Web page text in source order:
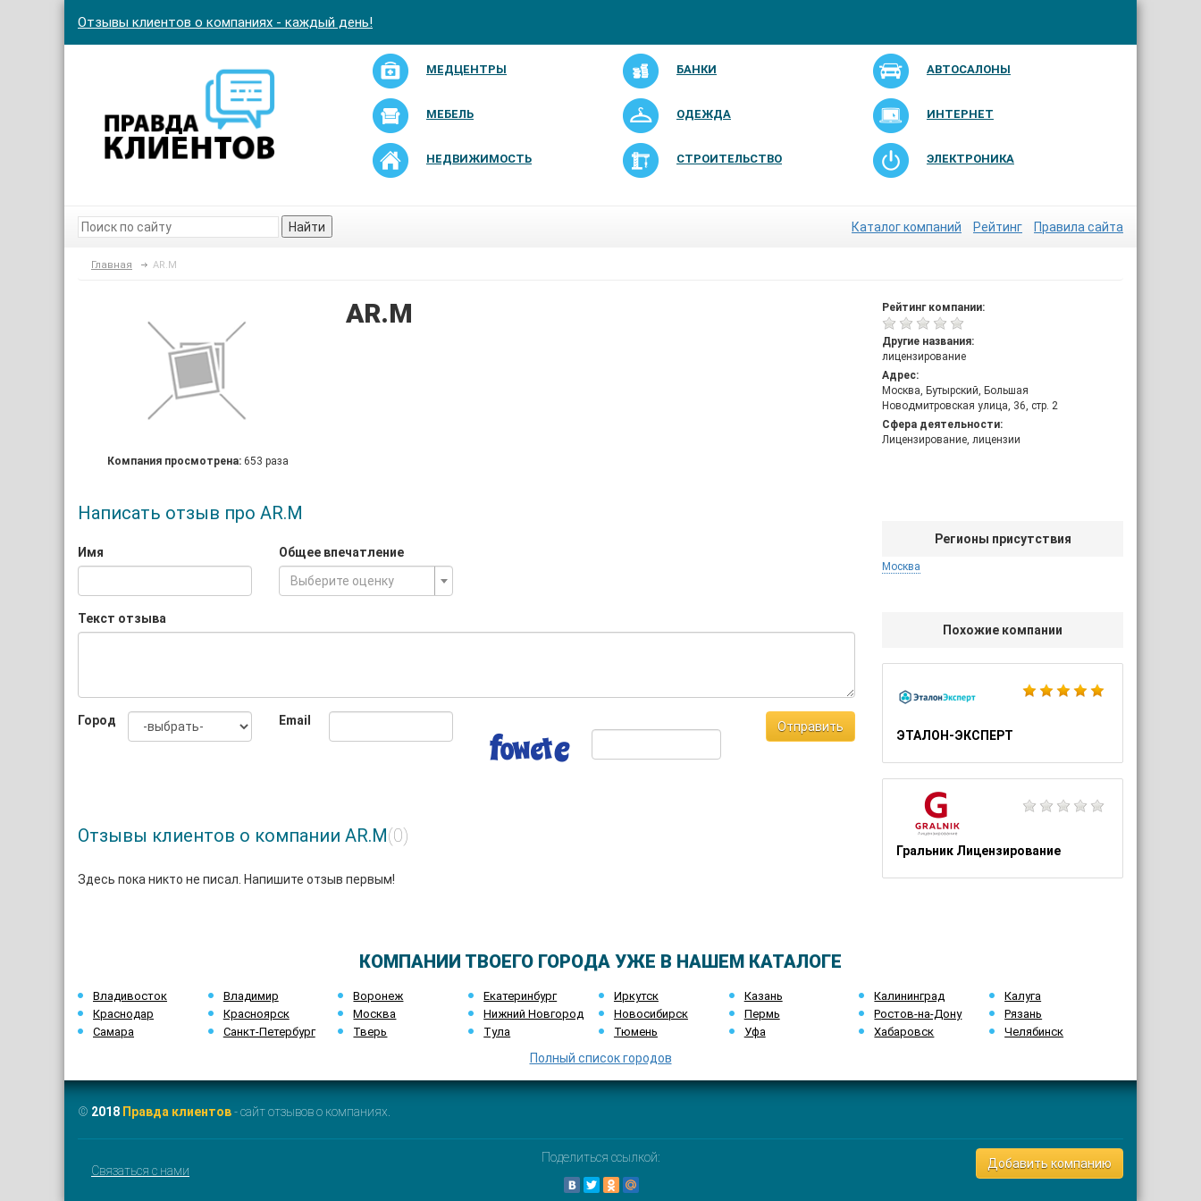
Отзывы клиентов о компаниях - каждый день!
МЕДЦЕНТРЫ БАНКИ АВТОСАЛОНЫ
МЕБЕЛЬ ОДЕЖДА ИНТЕРНЕТ
НЕДВИЖИМОСТЬ СТРОИТЕЛЬСТВО ЭЛЕКТРОНИКА
Найти Каталог компаний Рейтинг Правила сайта
Главная AR.M
Рейтинг компании:
Другие названия:
лицензирование
Адрес:
Москва, Бутырский, Большая
Новодмитровская улица, 36, стр. 2
Сфера деятельности:
Лицензирование, лицензии
Регионы присутствия
Москва
Похожие компании
ЭТАЛОН-ЭКСПЕРТ
Гральник Лицензирование
Компания просмотрена:653 раза
AR.M
Написать отзыв про AR.M
Имя
Общее впечатление
Выберите оценку
Текст отзыва
Город Email Отправить
Отзывы клиентов о компании AR.M(0)
Здесь пока никто не писал. Напишите отзыв первым!
КОМПАНИИ ТВОЕГО ГОРОДА УЖЕ В НАШЕМ КАТАЛОГЕ
Владивосток Владимир Воронеж Екатеринбург Иркутск Казань Калининград
Калуга
Краснодар
Красноярск Москва Нижний Новгород Новосибирск Пермь Ростов-на-Дону
Рязань
Самара
Санкт-Петербург Тверь Тула Тюмень Уфа Хабаровск Челябинск
Полный список городов
© 2018 Правда клиентов- сайт отзывов о компаниях.
Связаться с нами
Поделиться ссылкой: Добавить компанию